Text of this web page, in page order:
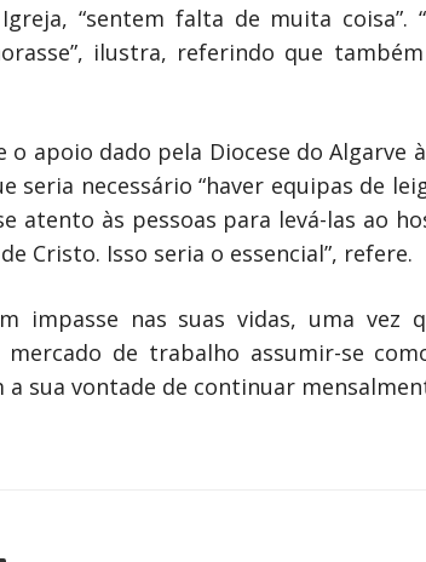
“sentem falta de muita
ilustra, referindo que
apoio dado pela Diocese do Algarve
seria necessário “haver equipas de
atento às pessoas para levá-las ao
Cristo. Isso seria o essencial”, refere.
impasse nas suas vidas, uma vez
de trabalho assumir-se
a sua vontade de continuar